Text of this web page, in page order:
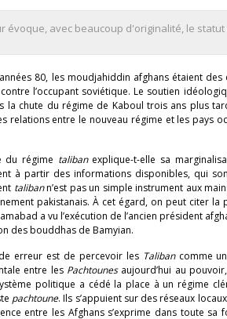
évoque, avec beaucoup d'originalité, le
80, les moudjahiddin afghans étaient
l’occupant soviétique. Le soutien
la chute du régime de Kaboul trois ans plus
relations entre le nouveau régime et les pays
du régime talibanexplique-t-elle sa
à partir des informations disponibles, qui
talibann’est pas un simple instrument aux
pakistanais. À cet égard, on peut citer la
a vu l’exécution de l’ancien président
des bouddhas de Bamyian.
erreur est de percevoir les Talibancomme
entre les Pachtounesaujourd’hui au
politique a cédé la place à un régime
pachtoune. Ils s’appuient sur des réseaux
entre les Afghans s’exprime dans toute